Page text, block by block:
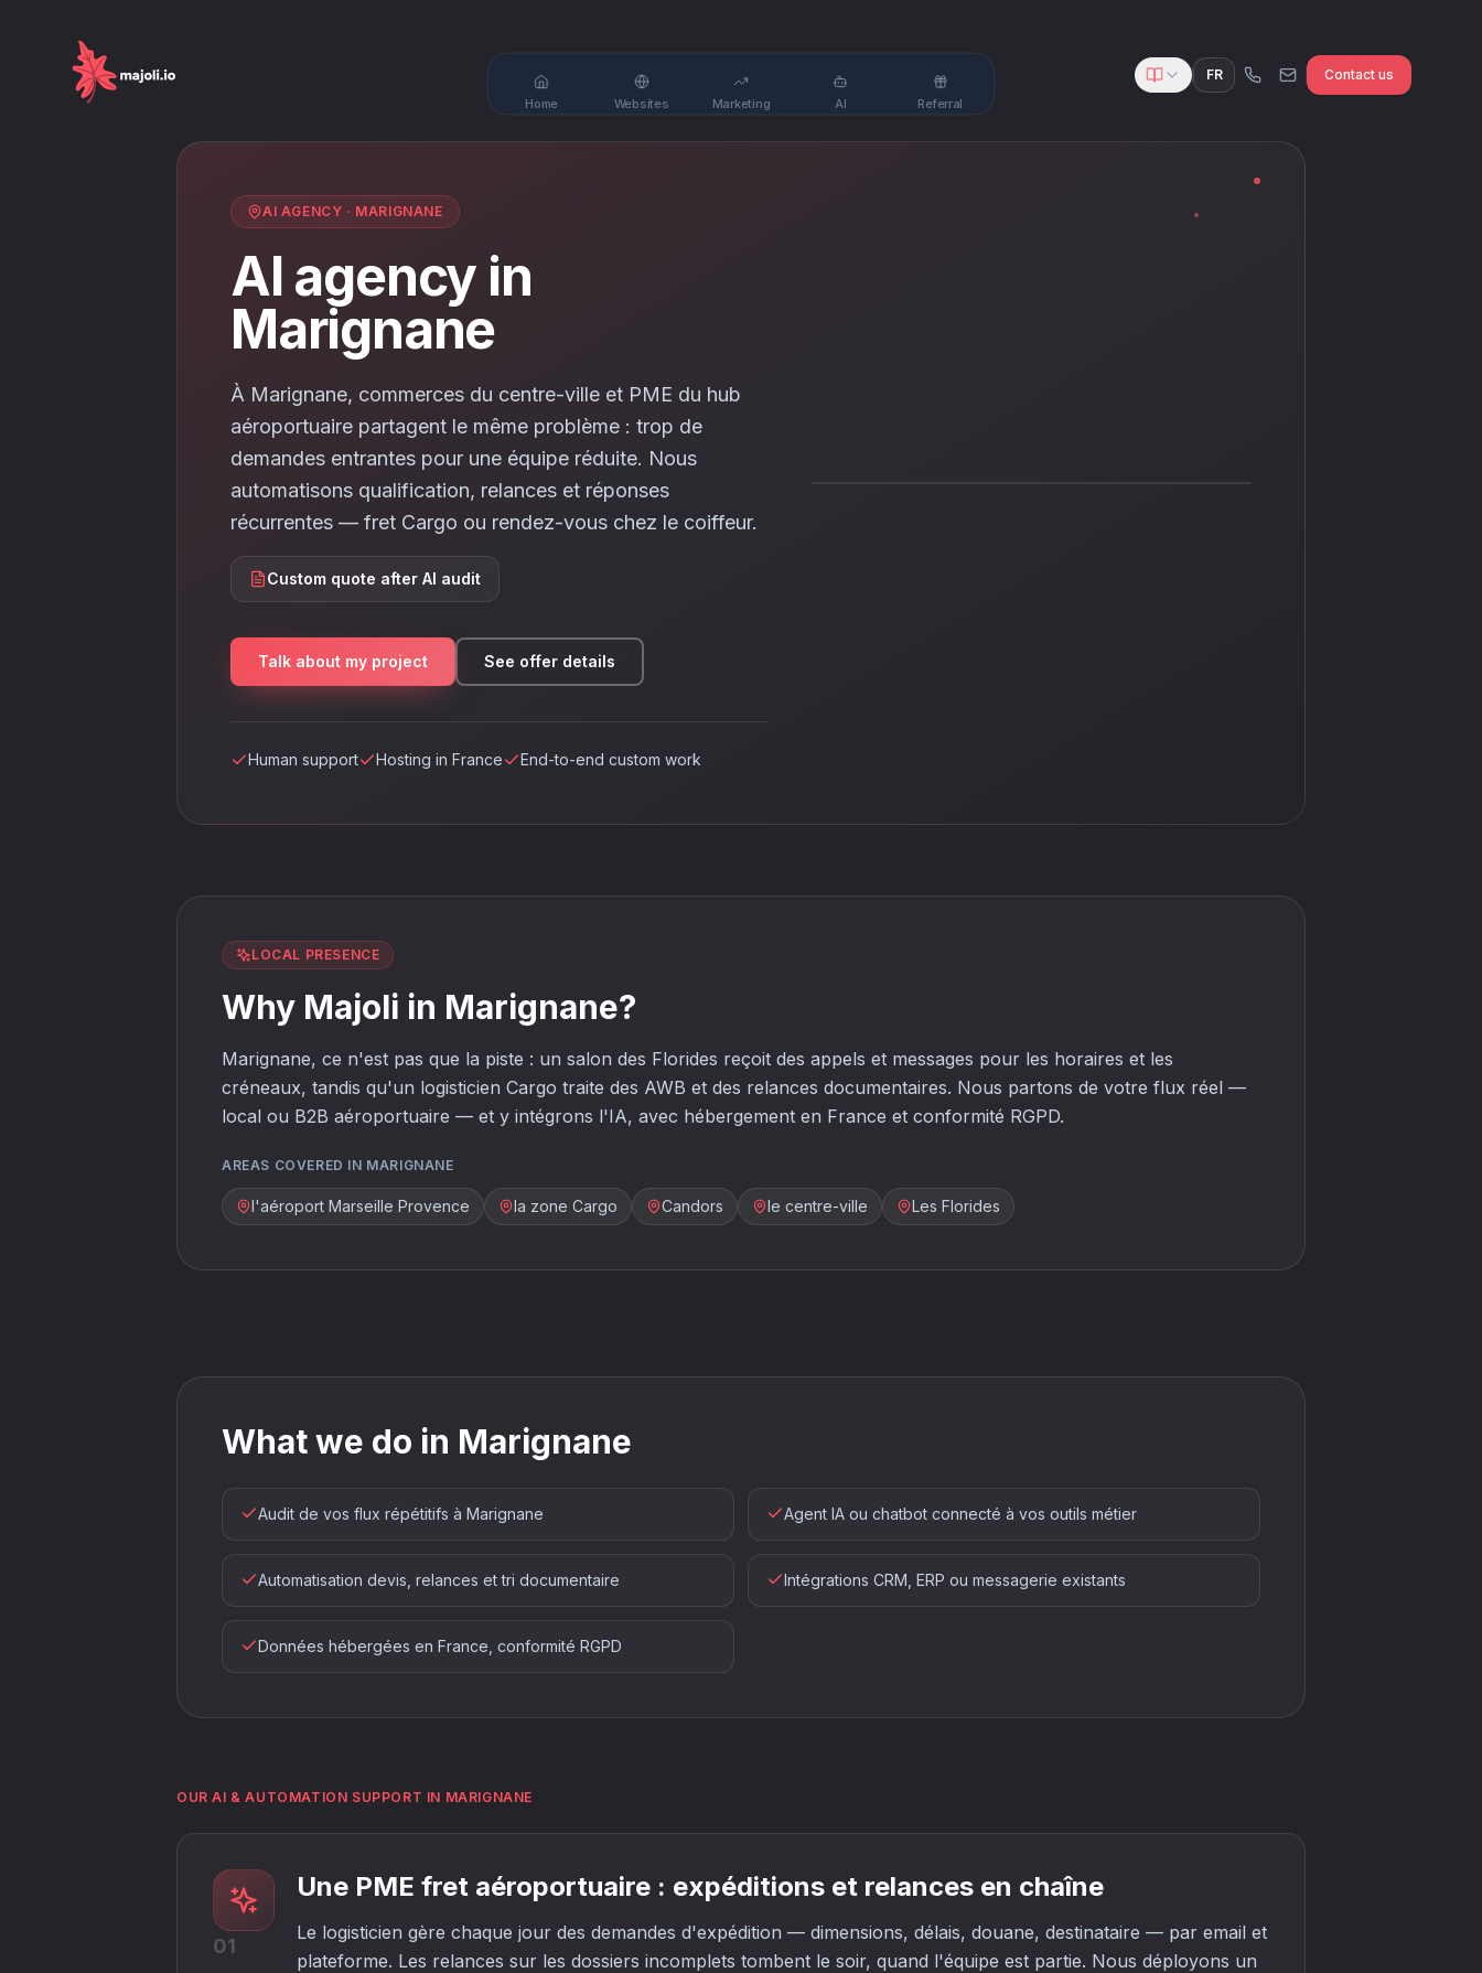
Home Websites Marketing AI Referral
FR Contact us
AI AGENCY · MARIGNANE
AI agency in
Marignane
À Marignane, commerces du centre-ville et PME du hub
aéroportuaire partagent le même problème : trop de
demandes entrantes pour une équipe réduite. Nous
automatisons qualification, relances et réponses
récurrentes — fret Cargo ou rendez-vous chez le coiffeur.
Custom quote after AI audit
Talk about my project See offer details
Human support Hosting in France End-to-end custom work
LOCAL PRESENCE
Why Majoli in Marignane?
Marignane, ce n'est pas que la piste : un salon des Florides reçoit des appels et messages pour les horaires et les
créneaux, tandis qu'un logisticien Cargo traite des AWB et des relances documentaires. Nous partons de votre flux réel —
local ou B2B aéroportuaire — et y intégrons l'IA, avec hébergement en France et conformité RGPD.
AREAS COVERED IN MARIGNANE
l'aéroport Marseille Provence la zone Cargo Candors le centre-ville Les Florides
What we do in Marignane
Audit de vos flux répétitifs à Marignane Agent IA ou chatbot connecté à vos outils métier
Automatisation devis, relances et tri documentaire Intégrations CRM, ERP ou messagerie existants
Données hébergées en France, conformité RGPD
OUR AI & AUTOMATION SUPPORT IN MARIGNANE
01
Une PME fret aéroportuaire : expéditions et relances en chaîne
Le logisticien gère chaque jour des demandes d'expédition — dimensions, délais, douane, destinataire — par email et
plateforme. Les relances sur les dossiers incomplets tombent le soir, quand l'équipe est partie. Nous déployons un